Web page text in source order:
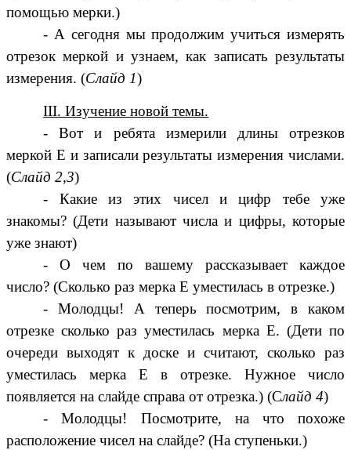
помощью мерки.)
- А сегодня мы продолжим учиться измерять
отрезок меркой и узнаем, как записать результаты
измерения. (Слайд 1)
III. Изучение новой темы.
- Вот и ребята измерили длины отрезков
меркой Е и записали результаты измерения числами.
(Слайд 2,3)
- Какие из этих чисел и цифр тебе уже
знакомы? (Дети называют числа и цифры, которые
уже знают)
- О чем по вашему рассказывает каждое
число? (Сколько раз мерка Е уместилась в отрезке.)
- Молодцы! А теперь посмотрим, в каком
отрезке сколько раз уместилась мерка Е. (Дети по
очереди выходят к доске и считают, сколько раз
уместилась мерка Е в отрезке. Нужное число
появляется на слайде справа от отрезка.) (Слайд 4)
- Молодцы! Посмотрите, на что похоже
расположение чисел на слайде? (На ступеньки.)